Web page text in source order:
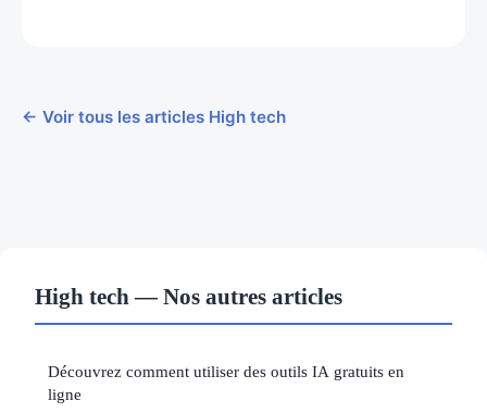
← Voir tous les articles High tech
High tech — Nos autres articles
Découvrez comment utiliser des outils IA gratuits en
ligne